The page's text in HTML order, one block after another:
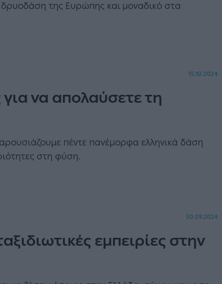
της Ευρώπης και μοναδικό στα
15.10.2024
να απολαύσετε τη
πέντε πανέμορφα ελληνικά δάση
στη φύση.
30.09.2024
εμπειρίες στην